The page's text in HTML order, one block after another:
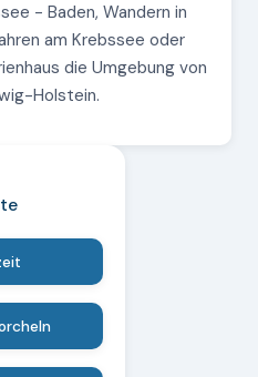
- Baden, Wandern in
am Krebssee oder
die Umgebung von
Holstein.